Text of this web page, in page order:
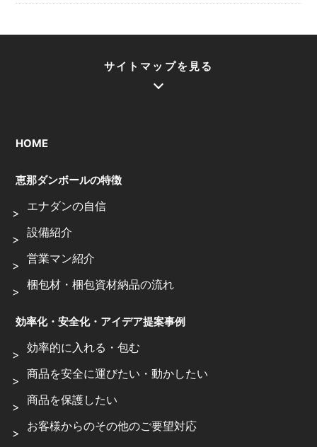
サイトマップを見る
HOME
恵那ダンボールの特徴
エナダンの自信
設備紹介
営業マン紹介
梱包材・梱包資材納品の流れ
効率化・安全化・アイデア提案事例
効率的に入れる・包む
商品を安全に運びたい・動かしたい
商品を保護したい
お客様からのその他のご要望対応